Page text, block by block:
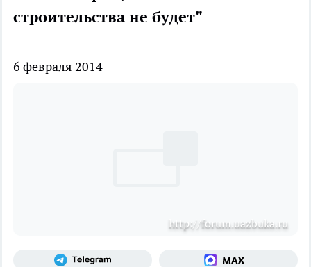
строительства не будет"
6 февраля 2014
http://forum.uazbuka.ru